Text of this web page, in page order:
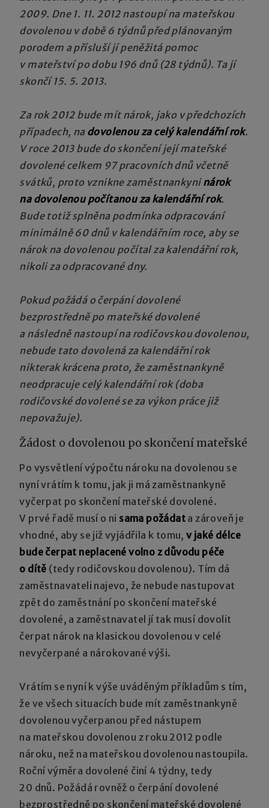
2009. Dne 1. 11. 2012 nastoupí na mateřskou
dovolenou v době 6 týdnů před plánovaným
porodem a přísluší jí peněžitá pomoc
v mateřství po dobu 196 dnů (28 týdnů). Ta jí
skončí 15. 5. 2013.
Za rok 2012 bude mít nárok, jako v předchozích
případech, na dovolenou za celý kalendářní rok.
V roce 2013 bude do skončení její mateřské
dovolené celkem 97 pracovních dnů včetně
svátků, proto vznikne zaměstnankyninárok
na dovolenou počítanou za kalendářní rok.
Bude totiž splněna podmínka odpracování
minimálně 60 dnů v kalendářním roce, aby se
nárok na dovolenou počítal za kalendářní rok,
nikoli za odpracované dny.
Pokud požádá o čerpání dovolené
bezprostředně po mateřské dovolené
a následně nastoupí na rodičovskou dovolenou,
nebude tato dovolená za kalendářní rok
nikterak krácena proto, že zaměstnankyně
neodpracuje celý kalendářní rok (doba
rodičovské dovolené se za výkon práce již
nepovažuje).
Žádost o dovolenou po skončení mateřské
Po vysvětlení výpočtu nároku na dovolenou se
nyní vrátím k tomu, jak ji má zaměstnankyně
vyčerpat po skončení mateřské dovolené.
V prvé řadě musí o ni sama požádat a zároveň je
vhodné, aby se již vyjádřila k tomu,v jaké délce
bude čerpat neplacené volno z důvodu péče
o dítě (tedy rodičovskou dovolenou). Tím dá
zaměstnavateli najevo, že nebude nastupovat
zpět do zaměstnání po skončení mateřské
dovolené, a zaměstnavatel jí tak musí dovolit
čerpat nárok na klasickou dovolenou v celé
nevyčerpané a nárokované výši.
Vrátím se nyní k výše uváděným příkladům s tím,
že ve všech situacích bude mít zaměstnankyně
dovolenou vyčerpanou před nástupem
na mateřskou dovolenou z roku 2012 podle
nároku, než na mateřskou dovolenou nastoupila.
Roční výměra dovolené činí 4 týdny, tedy
20 dnů. Požádá rovněž o čerpání dovolené
bezprostředně po skončení mateřské dovolené